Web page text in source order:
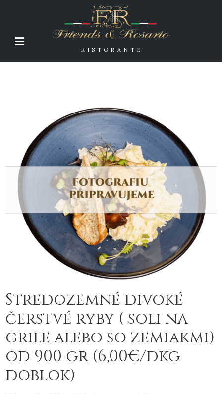
RISTORANTE
Stredozemné divoké
čerstvé ryby ( soli na
grile alebo so zemiakmi)
od 900 gr (6,00€/dkg
doblok)